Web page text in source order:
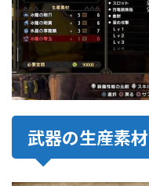
武器の生産素材